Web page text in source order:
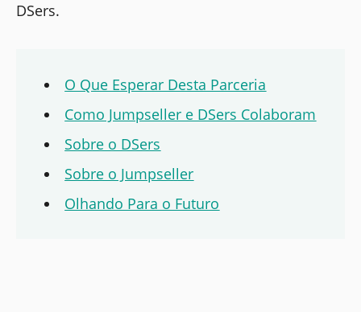
DSers.
O Que Esperar Desta Parceria
Como Jumpseller e DSers Colaboram
Sobre o DSers
Sobre o Jumpseller
Olhando Para o Futuro